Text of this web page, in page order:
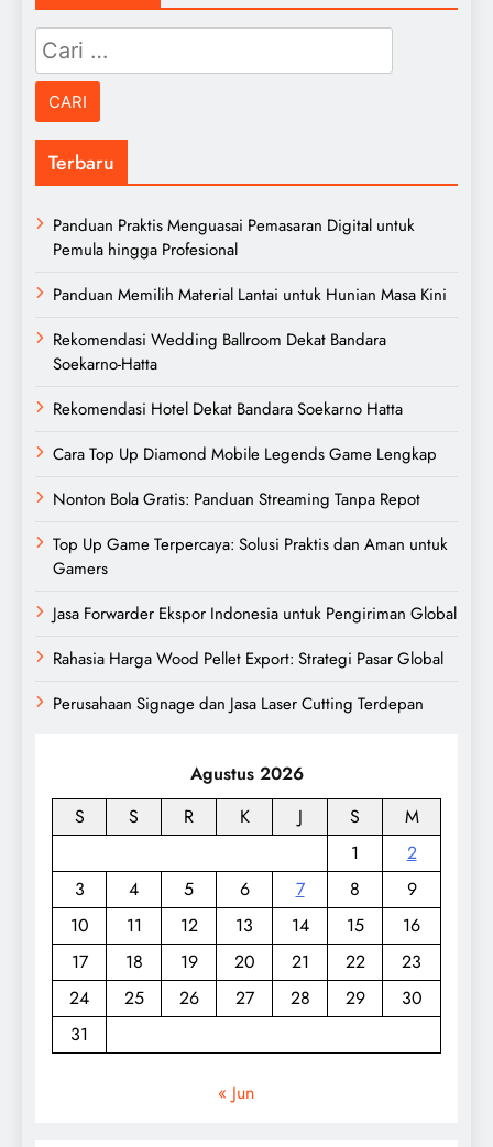
Cari
untuk:
Terbaru
Panduan Praktis Menguasai Pemasaran Digital untuk
Pemula hingga Profesional
Panduan Memilih Material Lantai untuk Hunian Masa Kini
Rekomendasi Wedding Ballroom Dekat Bandara
Soekarno-Hatta
Rekomendasi Hotel Dekat Bandara Soekarno Hatta
Cara Top Up Diamond Mobile Legends Game Lengkap
Nonton Bola Gratis: Panduan Streaming Tanpa Repot
Top Up Game Terpercaya: Solusi Praktis dan Aman untuk
Gamers
Jasa Forwarder Ekspor Indonesia untuk Pengiriman Global
Rahasia Harga Wood Pellet Export: Strategi Pasar Global
Perusahaan Signage dan Jasa Laser Cutting Terdepan
Agustus 2026
S
S R K J S
M
1
2
3
4 5 6 7 8
9
10
11 12 13 14 15
16
17
18 19 20 21 22
23
24
25 26 27 28 29
30
31
« Jun